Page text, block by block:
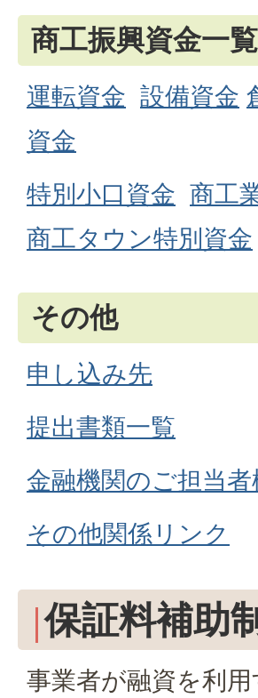
商工振興資金一覧
運転資金 設備資金
資金
特別小口資金 商工
商工タウン特別資金
その他
申し込み先
提出書類一覧
金融機関のご担当
その他関係リンク
保証料補助
事業者が融資を利